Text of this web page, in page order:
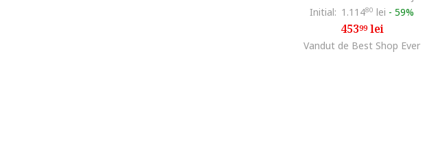
Initial: 1.11480 lei -59%
45399lei
Vandut de Best Shop Ever